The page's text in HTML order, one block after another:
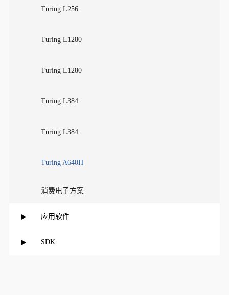
Turing L256
Turing L1280
Turing L1280
Turing L384
Turing L384
Turing A640H
消费电子方案
应用软件
SDK